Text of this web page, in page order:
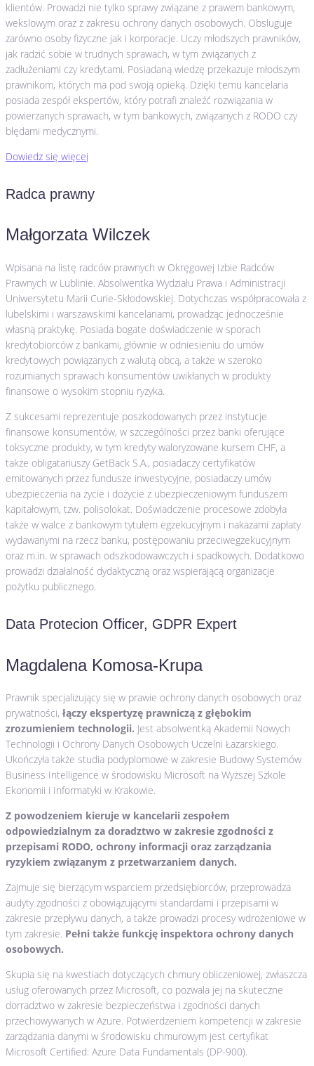
klientów. Prowadzi nie tylko sprawy związane z prawem bankowym,
wekslowym oraz z zakresu ochrony danych osobowych. Obsługuje
zarówno osoby fizyczne jak i korporacje. Uczy młodszych prawników,
jak radzić sobie w trudnych sprawach, w tym związanych z
zadłużeniami czy kredytami. Posiadaną wiedzę przekazuje młodszym
prawnikom, których ma pod swoją opieką. Dzięki temu kancelaria
posiada zespół ekspertów, który potrafi znaleźć rozwiązania w
powierzanych sprawach, w tym bankowych, związanych z RODO czy
błędami medycznymi.
Dowiedz się więcej
Radca prawny
Małgorzata Wilczek
Wpisana na listę radców prawnych w Okręgowej Izbie Radców
Prawnych w Lublinie. Absolwentka Wydziału Prawa i Administracji
Uniwersytetu Marii Curie-Skłodowskiej. Dotychczas współpracowała z
lubelskimi i warszawskimi kancelariami, prowadząc jednocześnie
własną praktykę. Posiada bogate doświadczenie w sporach
kredytobiorców z bankami, głównie w odniesieniu do umów
kredytowych powiązanych z walutą obcą, a także w szeroko
rozumianych sprawach konsumentów uwikłanych w produkty
finansowe o wysokim stopniu ryzyka.
Z sukcesami reprezentuje poszkodowanych przez instytucje
finansowe konsumentów, w szczególności przez banki oferujące
toksyczne produkty, w tym kredyty waloryzowane kursem CHF, a
także obligatariuszy GetBack S.A., posiadaczy certyfikatów
emitowanych przez fundusze inwestycyjne, posiadaczy umów
ubezpieczenia na życie i dożycie z ubezpieczeniowym funduszem
kapitałowym, tzw. polisolokat. Doświadczenie procesowe zdobyła
także w walce z bankowym tytułem egzekucyjnym i nakazami zapłaty
wydawanymi na rzecz banku, postępowaniu przeciwegzekucyjnym
oraz m.in. w sprawach odszkodowawczych i spadkowych. Dodatkowo
prowadzi działalność dydaktyczną oraz wspierającą organizacje
pożytku publicznego.
Data Protecion Officer, GDPR Expert
Magdalena Komosa-Krupa
Prawnik specjalizujący się w prawie ochrony danych osobowych oraz
prywatności, łączy ekspertyzę prawniczą z głębokim
zrozumieniem technologii. Jest absolwentką Akademii Nowych
Technologii i Ochrony Danych Osobowych Uczelni Łazarskiego.
Ukończyła także studia podyplomowe w zakresie Budowy Systemów
Business Intelligence w środowisku Microsoft na Wyższej Szkole
Ekonomii i Informatyki w Krakowie.
Z powodzeniem kieruje w kancelarii zespołem
odpowiedzialnym za doradztwo w zakresie zgodności z
przepisami RODO, ochrony informacji oraz zarządzania
ryzykiem związanym z przetwarzaniem danych.
Zajmuje się bierzącym wsparciem przedsiębiorców, przeprowadza
audyty zgodności z obowiązującymi standardami i przepisami w
zakresie przepływu danych, a także prowadzi procesy wdrożeniowe w
tym zakresie. Pełni także funkcję inspektora ochrony danych
osobowych.
Skupia się na kwestiach dotyczących chmury obliczeniowej, zwłaszcza
usług oferowanych przez Microsoft, co pozwala jej na skuteczne
dorradztwo w zakresie bezpieczeństwa i zgodności danych
przechowywanych w Azure. Potwierdzeniem kompetencji w zakresie
zarządzania danymi w środowisku chmurowym jest certyfikat
Microsoft Certified: Azure Data Fundamentals (DP-900).